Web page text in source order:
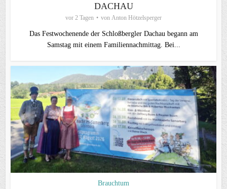
ACHAU
vor 2 Tagen von Anton Hötzelsperger
Das Festwochenende der Schloßbergler Dachau begann am
Samstag mit einem Familiennachmittag. Bei...
Brauchtum